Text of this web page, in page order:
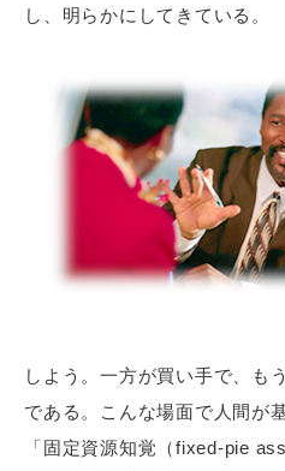
し、明らかにしてきている。
しよう。一方が買い手で、も
である。こんな場面で人間が
「固定資源知覚（fixed-pie